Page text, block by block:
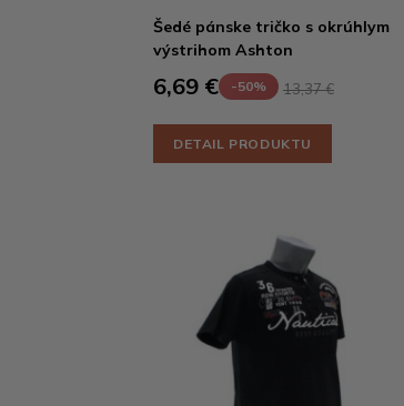
Šedé pánske tričko s okrúhlym
výstrihom Ashton
6,69 € -50% 13,37 €
DETAIL PRODUKTU